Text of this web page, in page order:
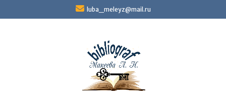
luba_meleyz@mail.ru